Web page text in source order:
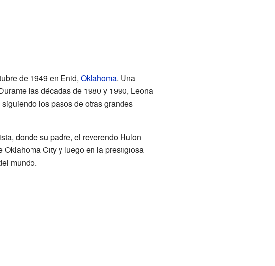
de 1949 en Enid, Oklahoma. Una
las décadas de 1980 y 1990, Leona
los pasos de otras grandes
donde su padre, el reverendo Hulon
Oklahoma City y luego en la prestigiosa
mundo.